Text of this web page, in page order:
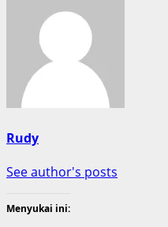
Rudy
See author's posts
Menyukai ini: